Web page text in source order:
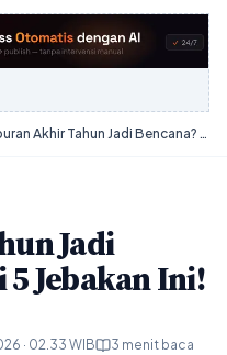
Liburan Akhir Tahun Jadi Bencana? Hindari 5 Jebakan Ini!
Jadi
Jebakan Ini!
· 02.33 WIB 3 menit baca